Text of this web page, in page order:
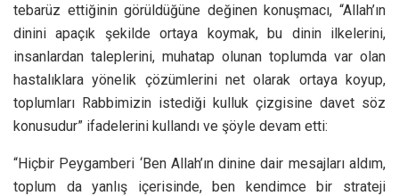
tebarüz ettiğinin görüldüğüne değinen konuşmacı, “Allah’ın
dinini apaçık şekilde ortaya koymak, bu dinin ilkelerini,
insanlardan taleplerini, muhatap olunan toplumda var olan
hastalıklara yönelik çözümlerini net olarak ortaya koyup,
toplumları Rabbimizin istediği kulluk çizgisine davet söz
konusudur” ifadelerini kullandı ve şöyle devam etti:
“Hiçbir Peygamberi ‘Ben Allah’ın dinine dair mesajları aldım,
toplum da yanlış içerisinde, ben kendimce bir strateji